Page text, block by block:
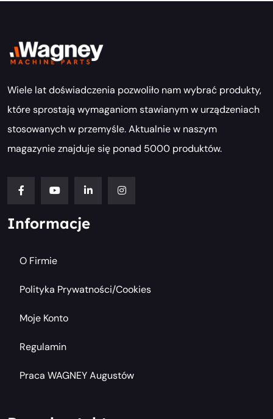
Wiele lat doświadczenia pozwoliło nam wybrać produkty,
które sprostają wymaganiom stawianym w urządzeniach
stosowanych w przemyśle. Aktualnie w naszym
magazynie znajduje się ponad 5000 produktów.
Informacje
O Firmie
Polityka Prywatności/cookies
Moje Konto
Regulamin
Praca WAGNEY Augustów